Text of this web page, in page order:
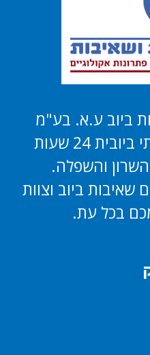
ביוב ע.א. בע"מ
חברתנו מספקת שירותי ביובית 24 שעות
והשפלה.
ביוב וצוות
בכל עת.